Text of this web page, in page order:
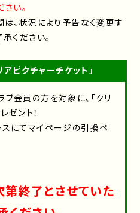
い。
、状況により予告なく変更す
ください。
ピクチャーチケット」
会員の方を対象に、「クリ
ゼント！
スにてマイページの引換ペ
終了とさせていた